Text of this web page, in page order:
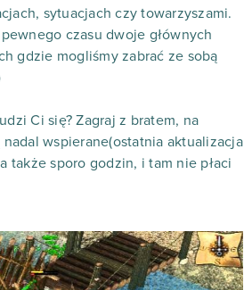
sytuacjach czy towarzyszami.
czasu dwoje głównych
gdzie mogliśmy zabrać ze sobą
Ci się? Zagraj z bratem, na
wspierane(ostatnia aktualizacja
także sporo godzin, i tam nie płaci